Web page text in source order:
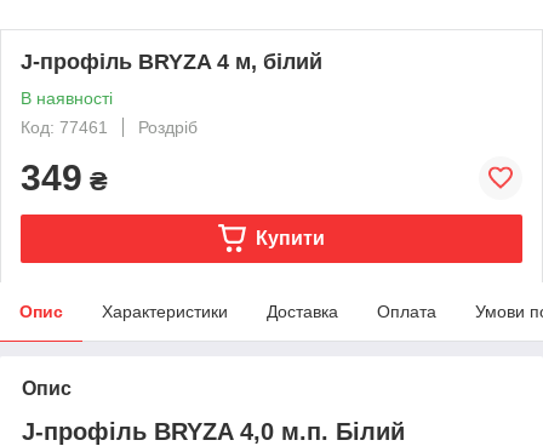
J-профіль BRYZA 4 м, білий
В наявності
Код: 77461
Роздріб
349 ₴
Купити
Опис Характеристики Доставка Оплата Умови
Опис
J-профіль BRYZA 4,0 м.п. Білий